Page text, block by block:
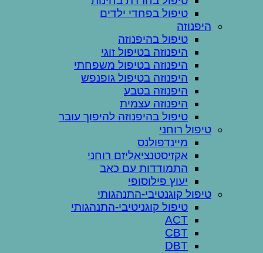
טיפול בפחדי ילדים
היפנוזה
טיפול בהיפנוזה
היפנוזה בטיפול זוגי
היפנוזה בטיפול משפחתי
היפנוזה בטיפול גופנפש
היפנוזה בטבע
היפנוזה עצמית
טיפול בהיפנוזה להיפוך עובר
טיפול רוחני
מיינדפולנס
אקזיסטנציאליזם רוחני
התמודדות עם כאב
יעוץ פילוסופי
טיפול קוגנטיבי-התנהגותי
טיפול קוגניטיבי-התנהגותי
ACT
CBT
DBT